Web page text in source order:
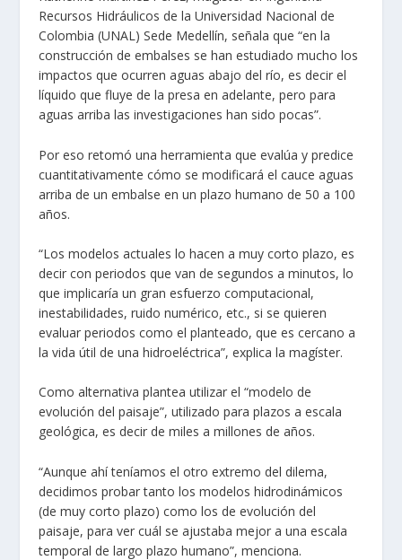
Recursos Hidráulicos de la Universidad Nacional de
Colombia (UNAL) Sede Medellín, señala que “en la
construcción de embalses se han estudiado mucho los
impactos que ocurren aguas abajo del río, es decir el
líquido que fluye de la presa en adelante, pero para
aguas arriba las investigaciones han sido pocas”.
Por eso retomó una herramienta que evalúa y predice
cuantitativamente cómo se modificará el cauce aguas
arriba de un embalse en un plazo humano de 50 a 100
años.
“Los modelos actuales lo hacen a muy corto plazo, es
decir con periodos que van de segundos a minutos, lo
que implicaría un gran esfuerzo computacional,
inestabilidades, ruido numérico, etc., si se quieren
evaluar periodos como el planteado, que es cercano a
la vida útil de una hidroeléctrica”, explica la magíster.
Como alternativa plantea utilizar el “modelo de
evolución del paisaje”, utilizado para plazos a escala
geológica, es decir de miles a millones de años.
“Aunque ahí teníamos el otro extremo del dilema,
decidimos probar tanto los modelos hidrodinámicos
(de muy corto plazo) como los de evolución del
paisaje, para ver cuál se ajustaba mejor a una escala
temporal de largo plazo humano”, menciona.